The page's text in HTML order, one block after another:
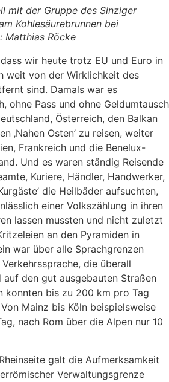
mit der Gruppe des Sinziger
Kohlesäurebrunnen bei
Matthias Röcke
wir heute trotz EU und Euro in
weit von der Wirklichkeit des
sind. Damals war es
ohne Pass und ohne Geldumtausch
Österreich, den Balkan
‚Nahen Osten’ zu reisen, weiter
Frankreich und die Benelux-
Und es waren ständig Reisende
Kuriere, Händler, Handwerker,
die Heilbäder aufsuchten,
einer Volkszählung in ihren
lassen mussten und nicht zuletzt
an den Pyramiden in
war über alle Sprachgrenzen
die überall
den gut ausgebauten Straßen
konnten bis zu 200 km pro Tag
Mainz bis Köln beispielsweise
nach Rom über die Alpen nur 10
galt die Aufmerksamkeit
Verwaltungsgrenze